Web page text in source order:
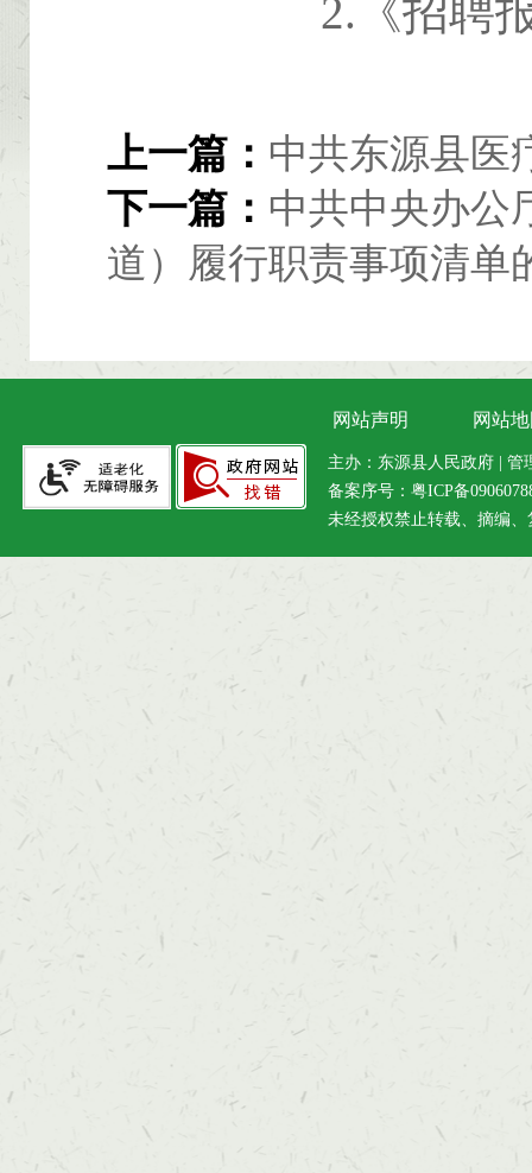
2.《招聘
上一篇： 中共东源县医
下一篇： 中共中央办公
道）履行职责事项清单
网站声明 网站
主办：东源县人民政府 | 管
备案序号： 粤ICP备
未经授权禁止转载、摘编